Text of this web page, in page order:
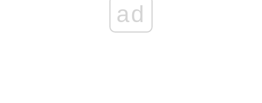
ad